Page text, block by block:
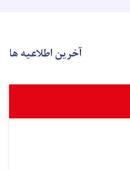
آخرین اطلاعیه ها